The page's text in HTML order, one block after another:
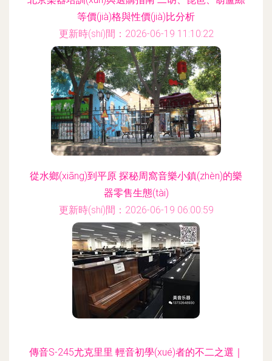
等價(jià)格與性價(jià)比分析
更新時(shí)間：2026-06-19 11:10:22
從水鄉(xiāng)到平原 探秘周窩音樂小鎮(zhèn)的樂
器零售生態(tài)
更新時(shí)間：2026-06-19 06:00:59
傳音S-245尤克里里 輕音初學(xué)者的不二之選｜